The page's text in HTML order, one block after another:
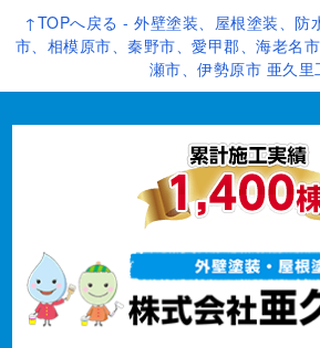
↑TOPへ戻る - 外壁塗装、屋根塗装、防
市、相模原市、秦野市、愛甲郡、海老名
瀬市、伊勢原市 亜久里